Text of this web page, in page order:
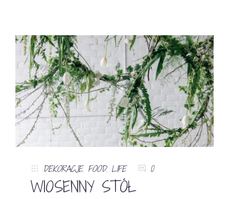
DEKORACJE, FOOD, LIFE 0
WIOSENNY STÓŁ